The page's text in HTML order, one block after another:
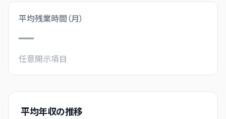
平均残業時間（月）
—
任意開示項目
平均年収の推移